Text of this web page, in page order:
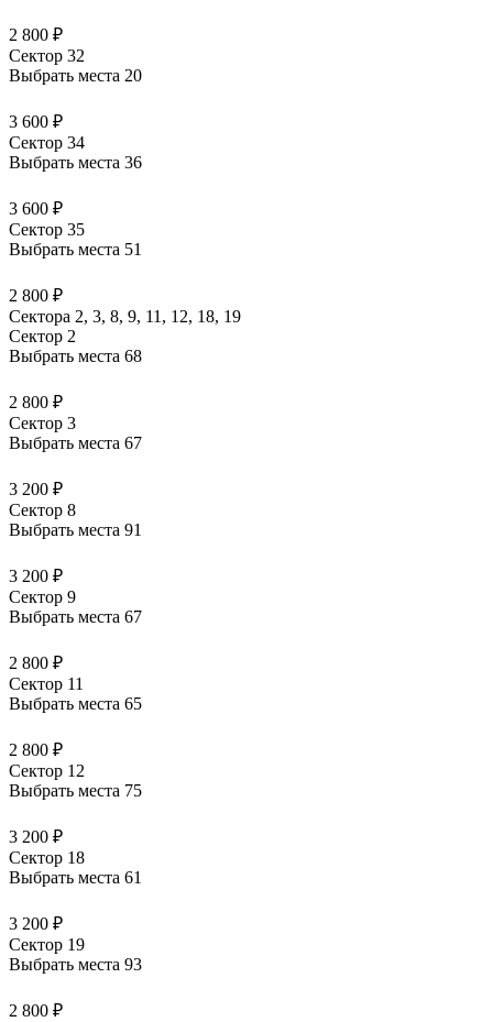
2 800 ₽
Сектор 32
Выбрать места 20
3 600 ₽
Сектор 34
Выбрать места 36
3 600 ₽
Сектор 35
Выбрать места 51
2 800 ₽
Сектора 2, 3, 8, 9, 11, 12, 18, 19
Сектор 2
Выбрать места 68
2 800 ₽
Сектор 3
Выбрать места 67
3 200 ₽
Сектор 8
Выбрать места 91
3 200 ₽
Сектор 9
Выбрать места 67
2 800 ₽
Сектор 11
Выбрать места 65
2 800 ₽
Сектор 12
Выбрать места 75
3 200 ₽
Сектор 18
Выбрать места 61
3 200 ₽
Сектор 19
Выбрать места 93
2 800 ₽